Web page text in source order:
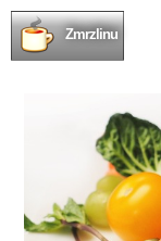
Zmrzlinu